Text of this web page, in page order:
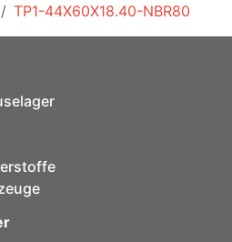
TP1-44X60X18.40-NBR80